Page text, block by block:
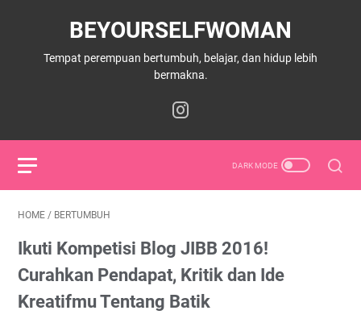
BEYOURSELFWOMAN
Tempat perempuan bertumbuh, belajar, dan hidup lebih
bermakna.
HOME / BERTUMBUH
Ikuti Kompetisi Blog JIBB 2016!
Curahkan Pendapat, Kritik dan Ide
Kreatifmu Tentang Batik